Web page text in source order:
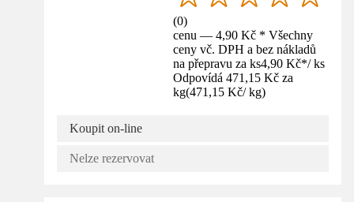
(0)
cenu — 4,90 Kč * Všechny
ceny vč. DPH a bez nákladů
na přepravu za ks4,90 Kč*/ ks
Odpovídá 471,15 Kč za
kg(471,15 Kč/ kg)
Koupit on-line
Nelze rezervovat